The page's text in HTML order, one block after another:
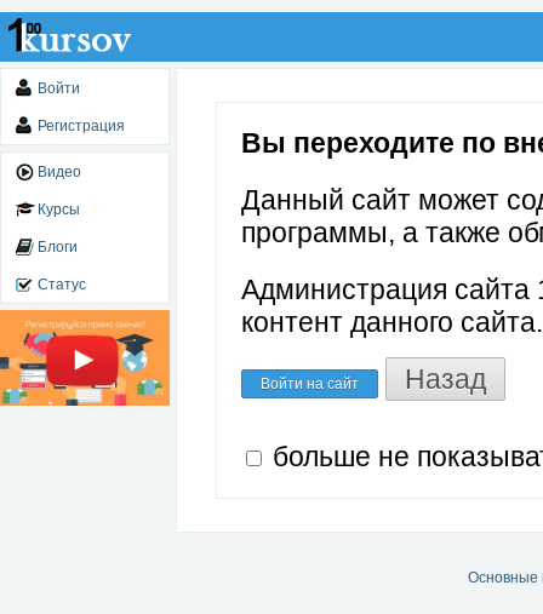
Войти
Регистрация
Видео
Курсы
Блоги
Статус
Вы переходите по
Данный сайт может
программы, а также
Администрация сайта
контент данного сайта.
Войти на сайт Назад
больше не
Основные